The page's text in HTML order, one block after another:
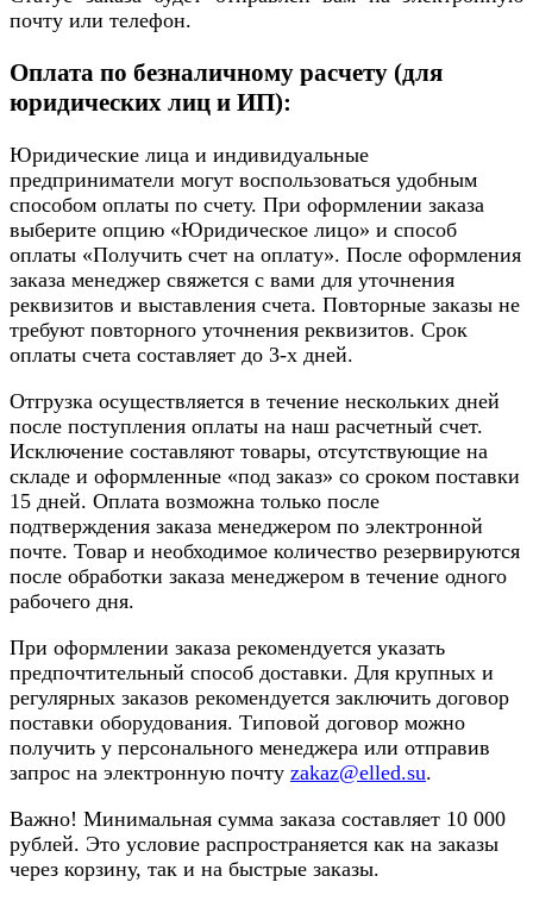
почту или телефон.
Оплата по безналичному расчету (для
юридических лиц и ИП):
Юридические лица и индивидуальные
предприниматели могут воспользоваться удобным
способом оплаты по счету. При оформлении заказа
выберите опцию «Юридическое лицо» и способ
оплаты «Получить счет на оплату». После оформления
заказа менеджер свяжется с вами для уточнения
реквизитов и выставления счета. Повторные заказы не
требуют повторного уточнения реквизитов. Срок
оплаты счета составляет до 3-х дней.
Отгрузка осуществляется в течение нескольких дней
после поступления оплаты на наш расчетный счет.
Исключение составляют товары, отсутствующие на
складе и оформленные «под заказ» со сроком поставки
15 дней. Оплата возможна только после
подтверждения заказа менеджером по электронной
почте. Товар и необходимое количество резервируются
после обработки заказа менеджером в течение одного
рабочего дня.
При оформлении заказа рекомендуется указать
предпочтительный способ доставки. Для крупных и
регулярных заказов рекомендуется заключить договор
поставки оборудования. Типовой договор можно
получить у персонального менеджера или отправив
запрос на электронную почту zakaz@elled.su.
Важно! Минимальная сумма заказа составляет 10 000
рублей. Это условие распространяется как на заказы
через корзину, так и на быстрые заказы.